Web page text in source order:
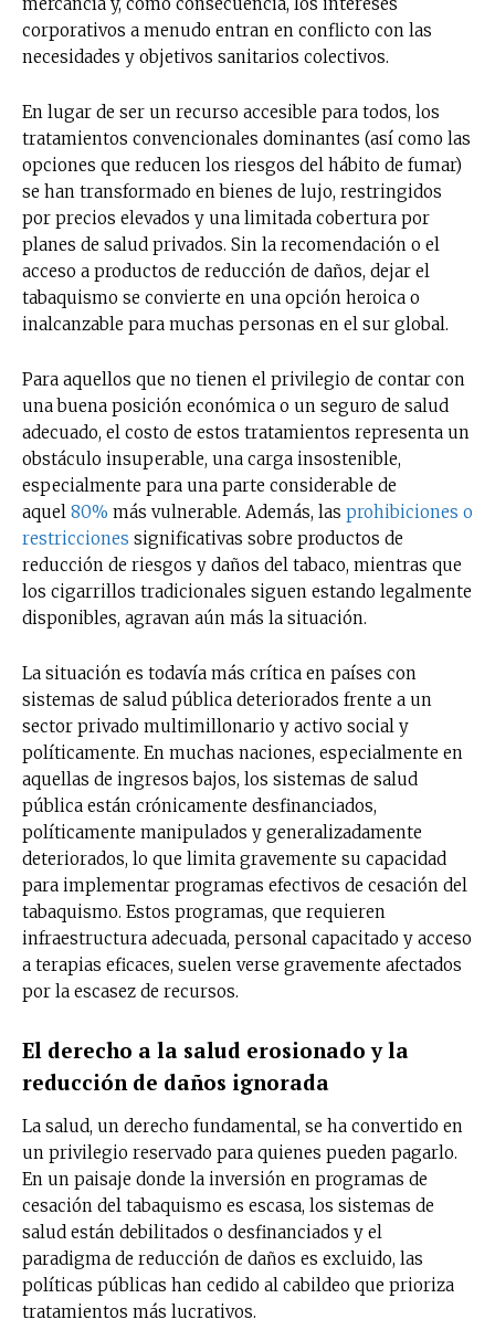
corporativos a menudo entran en conflicto con las
necesidades y objetivos sanitarios colectivos.
En lugar de ser un recurso accesible para todos, los
tratamientos convencionales dominantes (así como las
opciones que reducen los riesgos del hábito de fumar)
se han transformado en bienes de lujo, restringidos
por precios elevados y una limitada cobertura por
planes de salud privados. Sin la recomendación o el
acceso a productos de reducción de daños, dejar el
tabaquismo se convierte en una opción heroica o
inalcanzable para muchas personas en el sur global.
Para aquellos que no tienen el privilegio de contar con
una buena posición económica o un seguro de salud
adecuado, el costo de estos tratamientos representa un
obstáculo insuperable, una carga insostenible,
especialmente para una parte considerable de
aquel 80% más vulnerable. Además, las prohibiciones o
restricciones significativas sobre productos de
reducción de riesgos y daños del tabaco, mientras que
los cigarrillos tradicionales siguen estando legalmente
disponibles, agravan aún más la situación.
La situación es todavía más crítica en países con
sistemas de salud pública deteriorados frente a un
sector privado multimillonario y activo social y
políticamente. En muchas naciones, especialmente en
aquellas de ingresos bajos, los sistemas de salud
pública están crónicamente desfinanciados,
políticamente manipulados y generalizadamente
deteriorados, lo que limita gravemente su capacidad
para implementar programas efectivos de cesación del
tabaquismo. Estos programas, que requieren
infraestructura adecuada, personal capacitado y acceso
a terapias eficaces, suelen verse gravemente afectados
por la escasez de recursos.
El derecho a la salud erosionado y la
reducción de daños ignorada
La salud, un derecho fundamental, se ha convertido en
un privilegio reservado para quienes pueden pagarlo.
En un paisaje donde la inversión en programas de
cesación del tabaquismo es escasa, los sistemas de
salud están debilitados o desfinanciados y el
paradigma de reducción de daños es excluido, las
políticas públicas han cedido al cabildeo que prioriza
tratamientos más lucrativos.